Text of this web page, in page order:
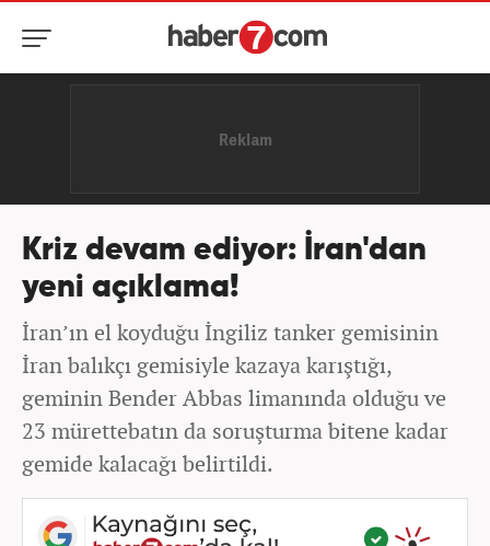
Kriz devam ediyor: İran'dan
yeni açıklama!
İran’ın el koyduğu İngiliz tanker gemisinin
İran balıkçı gemisiyle kazaya karıştığı,
geminin Bender Abbas limanında olduğu ve
23 mürettebatın da soruşturma bitene kadar
gemide kalacağı belirtildi.